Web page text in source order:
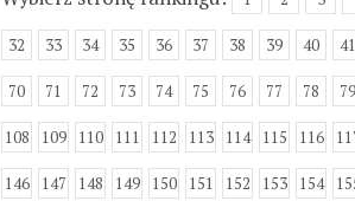
32 33 34 35 36 37 38 39 40 41
70 71 72 73 74 75 76 77 78 79
108 109 110 111 112 113 114 115 116
146 147 148 149 150 151 152 153 154